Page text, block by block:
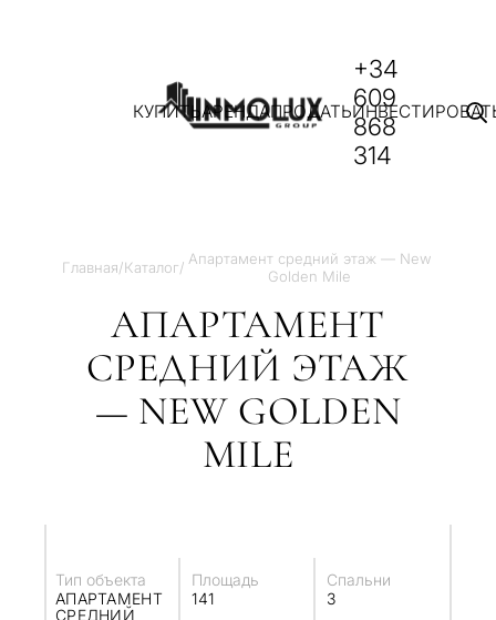
КУПИТЬАРЕНДАПРОДАТЬ
+34
609
868
314
Главная/Каталог/ Апартамент средний этаж — New
Golden Mile
АПАРТАМЕНТ
СРЕДНИЙ ЭТАЖ
— NEW GOLDEN
MILE
Тип объекта
АПАРТАМЕНТ
СРЕДНИЙ
Площадь
141
Спальни
3